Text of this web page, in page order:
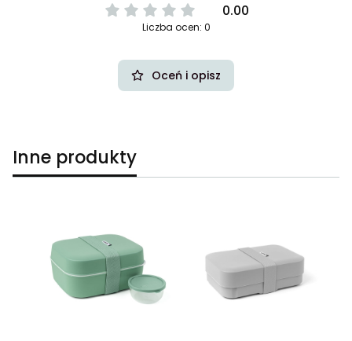
0.00
Liczba ocen: 0
Oceń i opisz
Inne produkty